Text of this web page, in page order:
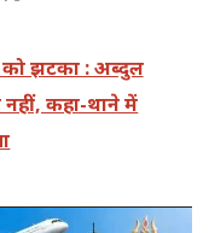
झटका : अब्दुल
कहा-थाने में